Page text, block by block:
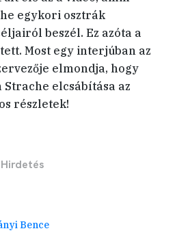
egykori osztrák
beszél. Ez azóta a
Most egy interjúban az
elmondja, hogy
elcsábítása az
részletek!